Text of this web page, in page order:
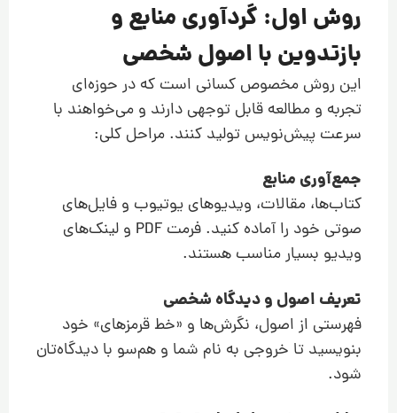
روش اول: گردآوری منابع و
بازتدوین با اصول شخصی
این روش مخصوص کسانی است که در حوزه‌ای
تجربه و مطالعه قابل توجهی دارند و می‌خواهند با
سرعت پیش‌نویس تولید کنند. مراحل کلی:
جمع‌آوری منابع
کتاب‌ها، مقالات، ویدیوهای یوتیوب و فایل‌های
صوتی خود را آماده کنید. فرمت PDF و لینک‌های
ویدیو بسیار مناسب هستند.
تعریف اصول و دیدگاه شخصی
فهرستی از اصول، نگرش‌ها و «خط قرمزهای» خود
بنویسید تا خروجی به نام شما و هم‌سو با دیدگاه‌تان
شود.